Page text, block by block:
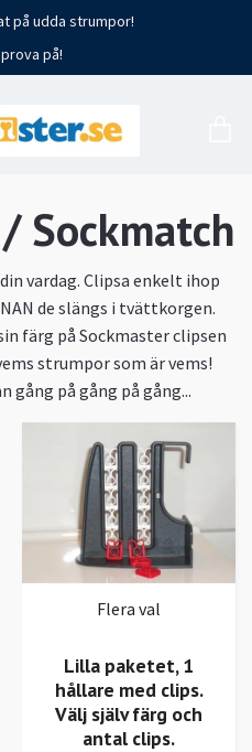
på udda strumpor!
på!
Sockmatch
vardag. Clipsa enkelt ihop
de slängs i tvättkorgen.
färg på Sockmaster clipsen
strumpor som är vems!
gång på gång på gång...
Flera val
Lilla paketet, 1
hållare med clips.
Välj själv färg och
antal clips.